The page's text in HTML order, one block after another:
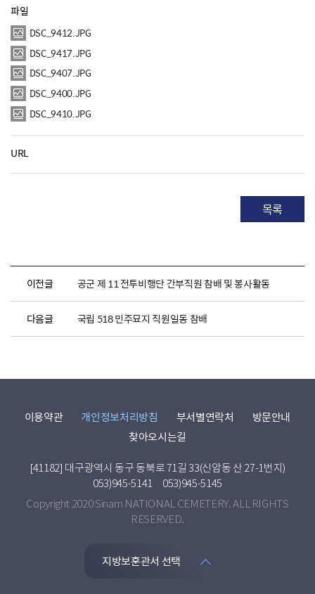
파일
DSC_9412.JPG
DSC_9417.JPG
DSC_9407.JPG
DSC_9400.JPG
DSC_9410.JPG
URL
목록
이전글 공군 제 11 전투비행단 간부직원 참배 및 봉사활동
다음글 국립 518 민주묘지 직원일동 참배
이용약관 개인정보처리방침 부서별연락처
방문안내
찾아오시는길
[41182] 대구광역시 동구 동북로 71길 33(신암동 산 27-1번지)
053)945-5141
053)945-5145
Copyright 2020 Sinam NATIONAL CEMETERY. ALL RIGHTS
RESERVED.
지방보훈관서 선택